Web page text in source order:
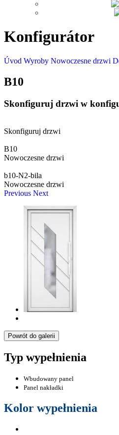
Konfigurátor
Úvod Wyroby Nowoczesne drzwi
B10
Skonfiguruj drzwi w
Skonfiguruj drzwi
B10
Nowoczesne drzwi
b10-N2-bila
Nowoczesne drzwi
Previous Next
Powrót do galerii
Typ wypełnienia
Wbudowany panel
Panel nakładki
Kolor wypełnienia